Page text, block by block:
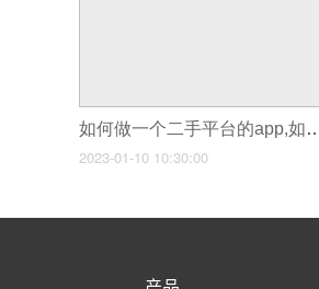
如何做一个二手平台的app,如
2023-01-10 10:30:00